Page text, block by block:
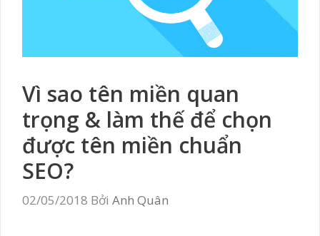
Vì sao tên miền quan
trọng & làm thế để chọn
được tên miền chuẩn
SEO?
02/05/2018 Bởi Anh Quân